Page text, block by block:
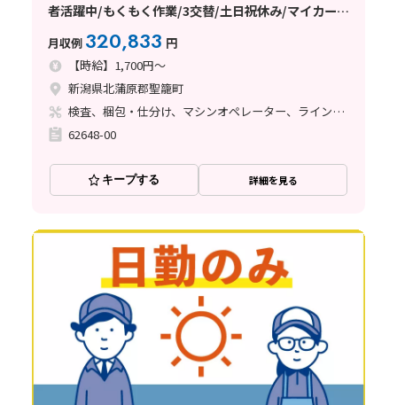
者活躍中/もくもく作業/3交替/土日祝休み/マイカー通
勤OK/交通費支給あり/日払い・週払い制度あり
月収例 320,833 円
【時給】1,700円～
新潟県北蒲原郡聖籠町
検査、梱包・仕分け、マシンオペレーター、ライン作業
62648-00
キープする 詳細を見る